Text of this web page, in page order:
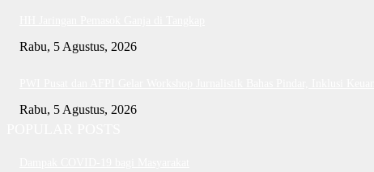
Rabu, 5 Agustus, 2026
Rabu, 5 Agustus, 2026